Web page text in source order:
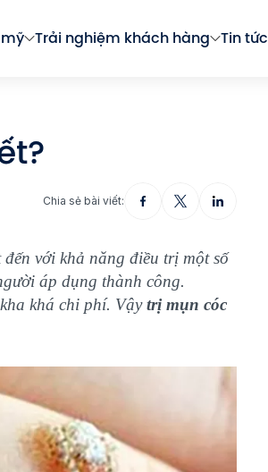
Trải nghiệm khách hàng Tin tức
Chia sẻ bài viết:
với khả năng điều trị một số
áp dụng thành công.
khá chi phí. Vậytrị mụn cóc